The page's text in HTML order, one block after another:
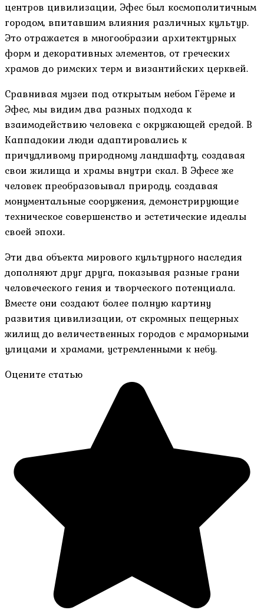
центров цивилизации, Эфес был космополитичным
городом, впитавшим влияния различных культур.
Это отражается в многообразии архитектурных
форм и декоративных элементов, от греческих
храмов до римских терм и византийских церквей.
Сравнивая музеи под открытым небом Гёреме и
Эфес, мы видим два разных подхода к
взаимодействию человека с окружающей средой. В
Каппадокии люди адаптировались к
причудливому природному ландшафту, создавая
свои жилища и храмы внутри скал. В Эфесе же
человек преобразовывал природу, создавая
монументальные сооружения, демонстрирующие
техническое совершенство и эстетические идеалы
своей эпохи.
Эти два объекта мирового культурного наследия
дополняют друг друга, показывая разные грани
человеческого гения и творческого потенциала.
Вместе они создают более полную картину
развития цивилизации, от скромных пещерных
жилищ до величественных городов с мраморными
улицами и храмами, устремленными к небу.
Оцените статью